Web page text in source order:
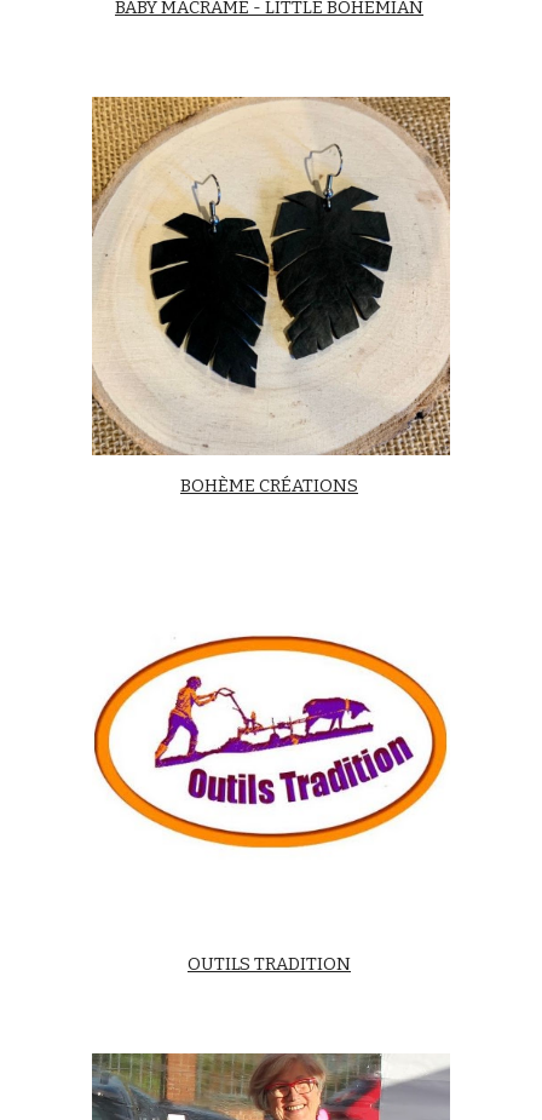
BABY MACRAMÉ - LITTLE BOHEMIAN
BOHÈME CRÉATIONS
OUTILS TRADITION